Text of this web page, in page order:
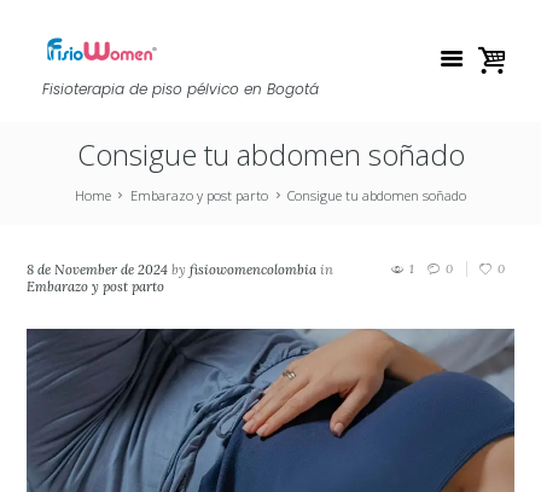
Fisioterapia de piso pélvico en Bogotá
Consigue tu abdomen soñado
Home Embarazo y post parto Consigue tu abdomen soñado
8 de November de 2024 byfisiowomencolombia in
Embarazo y post parto
1 0 0